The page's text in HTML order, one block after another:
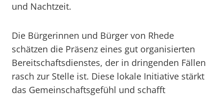
und Nachtzeit.
Die Bürgerinnen und Bürger von Rhede
schätzen die Präsenz eines gut organisierten
Bereitschaftsdienstes, der in dringenden Fällen
rasch zur Stelle ist. Diese lokale Initiative stärkt
das Gemeinschaftsgefühl und schafft